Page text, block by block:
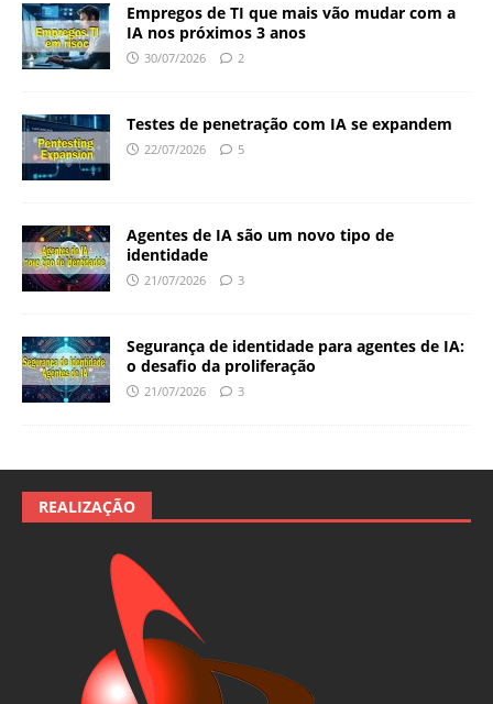
Empregos de TI que mais vão mudar com a
IA nos próximos 3 anos
30/07/2026 2
Testes de penetração com IA se expandem
22/07/2026 5
Agentes de IA são um novo tipo de
identidade
21/07/2026 3
Segurança de identidade para agentes de IA:
o desafio da proliferação
21/07/2026 3
REALIZAÇÃO